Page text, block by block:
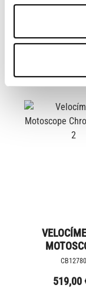
LÁMPARA
CON
CB12780
519,00